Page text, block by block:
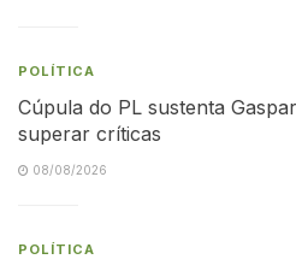
POLÍTICA
Cúpula do PL sustenta
superar críticas
08/08/2026
POLÍTICA